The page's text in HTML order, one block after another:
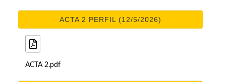
ACTA 2 PERFIL (12/5/2026)
ACTA 2.pdf